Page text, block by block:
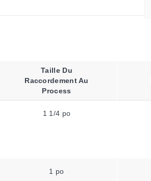
Taille Du
Raccordement Au
Process
1 1/4 po
1 po